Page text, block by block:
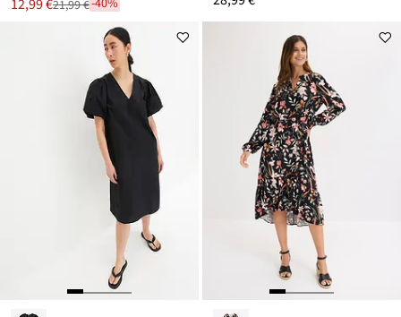
cena
12,99 €
Zľava 21,99 €